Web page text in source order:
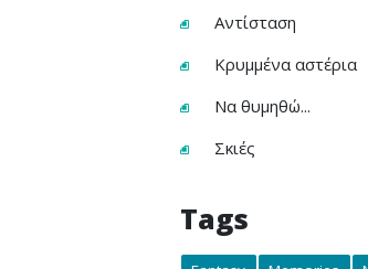
Αντίσταση
Κρυμμένα αστέρια
Να θυμηθώ...
Σκιές
Tags